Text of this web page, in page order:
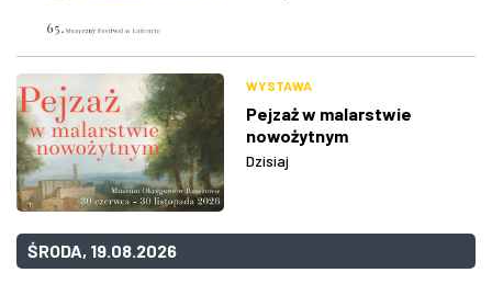
WYSTAWA
Pejzaż w malarstwie
nowożytnym
Dzisiaj
ŚRODA, 19.08.2026